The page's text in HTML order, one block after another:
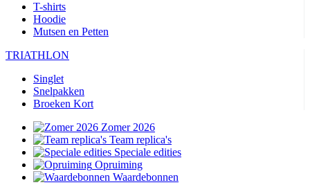
T-shirts
Hoodie
Mutsen en Petten
TRIATHLON
Singlet
Snelpakken
Broeken Kort
Zomer 2026
Team replica's
Speciale edities
Opruiming
Waardebonnen